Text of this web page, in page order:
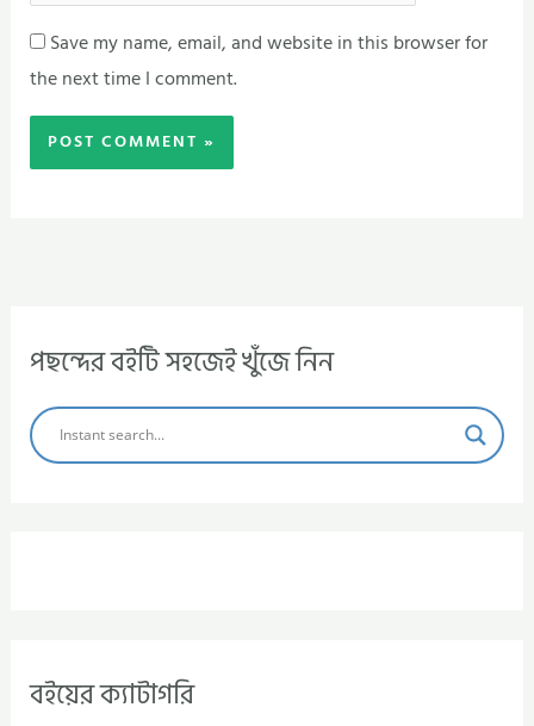
Save my name, email, and website in this browser for
the next time I comment.
পছন্দের বইটি সহজেই খুঁজে নিন
বইয়ের ক্যাটাগরি